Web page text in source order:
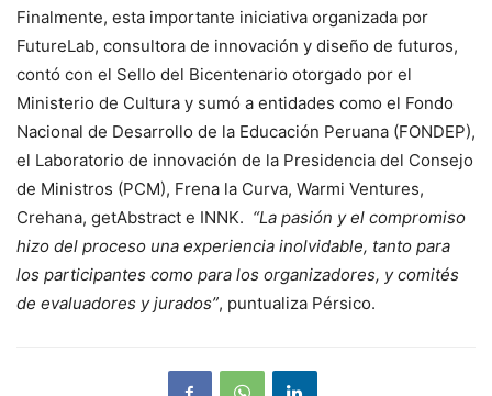
Finalmente, esta importante iniciativa organizada por
FutureLab, consultora de innovación y diseño de futuros,
contó con el Sello del Bicentenario otorgado por el
Ministerio de Cultura y sumó a entidades como el Fondo
Nacional de Desarrollo de la Educación Peruana (FONDEP),
el Laboratorio de innovación de la Presidencia del Consejo
de Ministros (PCM), Frena la Curva, Warmi Ventures,
Crehana, getAbstract e INNK. “La pasión y el compromiso
hizo del proceso una experiencia inolvidable, tanto para
los participantes como para los organizadores, y comités
de evaluadores y jurados”, puntualiza Pérsico.